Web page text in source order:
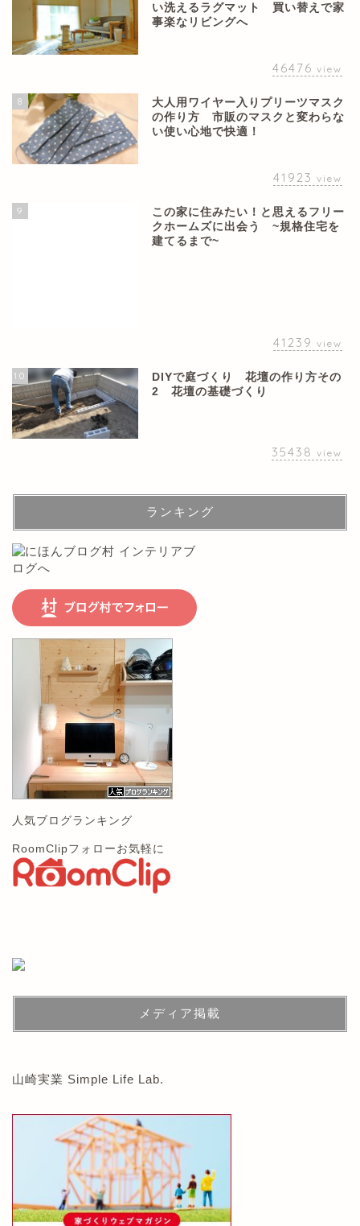
い洗えるラグマット 買い替えで家
事楽なリビングへ
46476 view
8
大人用ワイヤー入りプリーツマスク
の作り方 市販のマスクと変わらな
い使い心地で快適！
41923 view
9
この家に住みたい！と思えるフリー
クホームズに出会う ~規格住宅を
建てるまで~
41239 view
10
DIYで庭づくり 花壇の作り方その
2 花壇の基礎づくり
35438 view
ランキング
人気ブログランキング
RoomClipフォローお気軽に
メディア掲載
山崎実業 Simple Life Lab.